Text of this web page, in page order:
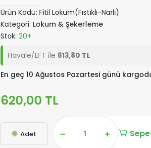
Ürün Kodu: Fitil Lokum(Fıstıklı-Narlı)
Kategori: Lokum & Şekerleme
Stok: 20+
Havale/EFT ile 613,80 TL
En geç 10 Ağustos Pazartesi günü
620,00 TL
Adet